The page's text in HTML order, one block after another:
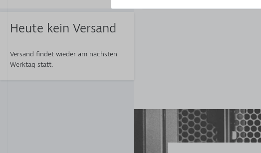
Heute kein Versand
Versand findet wieder am nächsten
Werktag statt.